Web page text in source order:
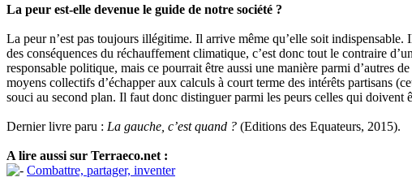
La peur est-elle devenue le guide de notre société ?
La peur n’est pas toujours illégitime. Il arrive même qu’elle soit
des conséquences du réchauffement climatique, c’est donc tout le contraire
responsable politique, mais ce pourrait être aussi une manière parmi d’autres
moyens collectifs d’échapper aux calculs à court terme des intérêts partisans
souci au second plan. Il faut donc distinguer parmi les peurs celles qui doivent
Dernier livre paru : La gauche, c’est quand ? (Editions des Equateurs, 2015).
A lire aussi sur Terraeco.net :
Combattre, partager, inventer